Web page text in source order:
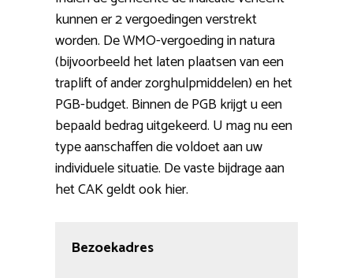
kunnen er 2 vergoedingen verstrekt
worden. De WMO-vergoeding in natura
(bijvoorbeeld het laten plaatsen van een
traplift of ander zorghulpmiddelen) en het
PGB-budget. Binnen de PGB krijgt u een
bepaald bedrag uitgekeerd. U mag nu een
type aanschaffen die voldoet aan uw
individuele situatie. De vaste bijdrage aan
het CAK geldt ook hier.
Bezoekadres